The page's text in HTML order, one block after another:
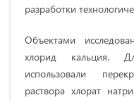
разработки
Объектами
хлорид кальция.
использовали
раствора хлорат